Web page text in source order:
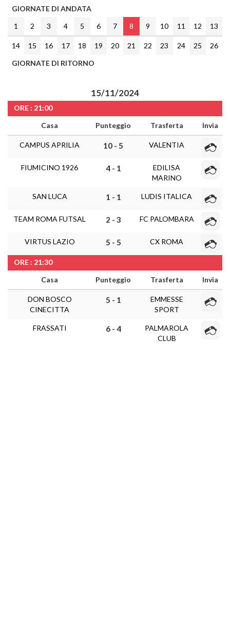
GIORNATE DI ANDATA
1
2 3 4 5 6 7 8 9 10 11 12 13
14 15 16 17 18 19 20 21 22 23 24 25
26
GIORNATE DI RITORNO
15/11/2024
ORE : 21:00
Casa
Punteggio Trasferta Invia
CAMPUS APRILIA 10 - 5 VALENTIA
FIUMICINO 1926 4 - 1
EDILISA
MARINO
SAN LUCA 1 - 1 LUDIS ITALICA
TEAM ROMA FUTSAL 2 - 3 FC PALOMBARA
VIRTUS LAZIO 5 - 5 CX ROMA
ORE : 21:30
Casa
Punteggio Trasferta Invia
DON BOSCO
CINECITTA
5 - 1
EMMESSE
SPORT
FRASSATI 6 - 4
PALMAROLA
CLUB